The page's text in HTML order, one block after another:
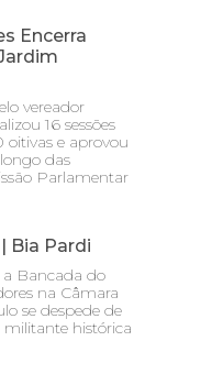
Encerra
vereador
16 sessões
oitivas e aprovou
das
Parlamentar
Bia Pardi
Bancada do
na Câmara
se despede de
militante histórica